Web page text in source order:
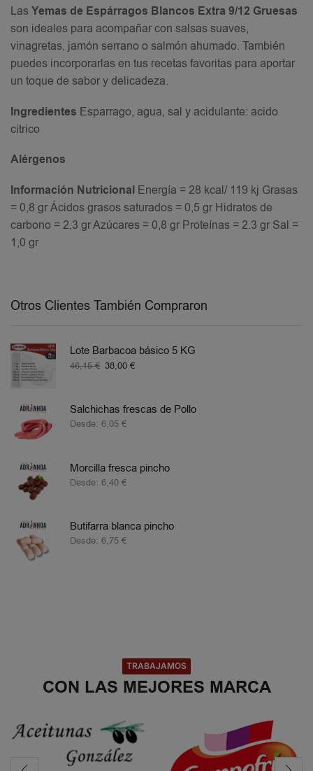
LasYemas de Espárragos Blancos Extra 9/12 Gruesas
son ideales para acompañar con salsas suaves,
vinagretas, jamón serrano o salmón ahumado. También
puedes incorporarlas en tus recetas favoritas para aportar
un toque de sabor y delicadeza.
Ingredientes Esparrago, agua, sal y acidulante: acido
citrico
Alérgenos
Información Nutricional Energía = 28 kcal/ 119 kj Grasas
= 0,8 gr Ácidos grasos saturados = 0,5 gr Hidratos de
carbono = 2,3 gr Azúcares = 0,8 gr Proteínas = 2.3 gr Sal =
1,0 gr
Otros Clientes También Compraron
Lote Barbacoa básico 5 KG
46,15€ 38,00 €
Salchichas frescas de Pollo
Desde: 6,05 €
Morcilla fresca pincho
Desde: 6,40 €
Butifarra blanca pincho
Desde: 6,75 €
TRABAJAMOS
CON LAS MEJORES MARCA